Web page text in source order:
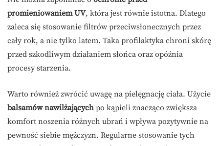
promieniowaniem UV, która jest równie istotna. Dlatego
zaleca się stosowanie filtrów przeciwsłonecznych przez
cały rok, a nie tylko latem. Taka profilaktyka chroni skórę
przed szkodliwym działaniem słońca oraz opóźnia
procesy starzenia.
Warto również zwrócić uwagę na pielęgnację ciała. Użycie
balsamów nawilżających po kąpieli znacząco zwiększa
komfort noszenia różnych ubrań i wpływa pozytywnie na
pewność siebie mężczyzn. Regularne stosowanie tych